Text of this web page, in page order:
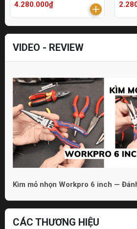
4.280.000₫
VIDEO - REVIEW
Kìm mỏ nhọn Workpro 6 inch —
CÁC THƯƠNG HIỆU